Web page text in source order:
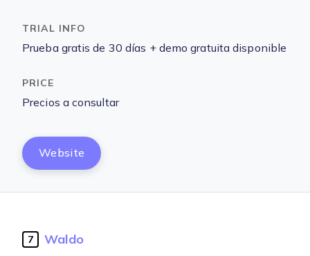
Prueba gratis de 30 días + demo gratuita disponible
Precios a consultar
Website
7 Waldo